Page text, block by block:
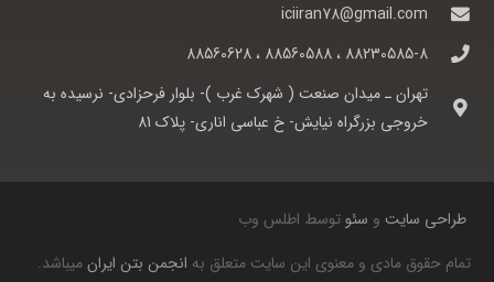
iciiran78@gmail.com
88230585-8 ، 88560588 ، 88560628
تهران ـ ميدان صنعت ( شهرک غرب )- بلوار فرحزادی- نرسيده به
خروجی بزرگراه نيايش- خ عباسی اناری- پلاک 81
طراحی سایت و سئوتوسط اطلس وب
تمام حقوق مادی و معنوی این سایت متعلق به انجمن بتن ایرانمیباشد.